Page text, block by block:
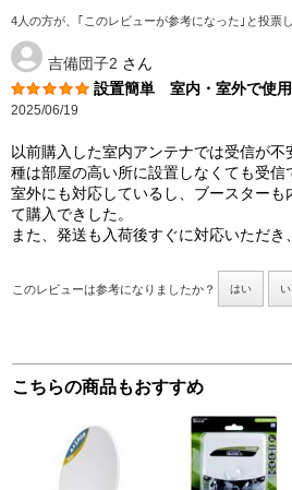
4人の方が、｢このレビューが参考になった｣と投票し
吉備団子2 さん
設置簡単 室内・室外で使
2025/06/19
以前購入した室内アンテナでは受信が
種は部屋の高い所に設置しなくても受信
室外にも対応しているし、ブースターも
て購入できした。
また、発送も入荷後すぐに対応いただき
このレビューは参考になりましたか？ はい い
こちらの商品もおすすめ